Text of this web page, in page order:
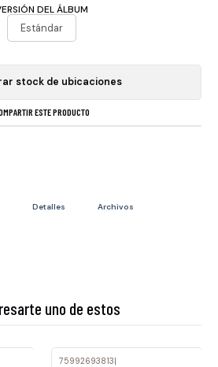
DEL ÁLBUM
Estándar
stock de ubicaciones
ESTE PRODUCTO
Detalles Archivos
uno de estos
75992693813|